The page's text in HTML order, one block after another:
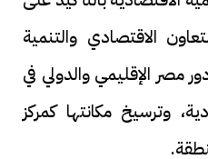
الاقتصادي والتنمية
مصر الإقليمي والدولي في
وترسيخ مكانتها كمركز